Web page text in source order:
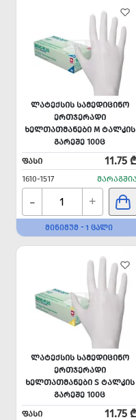
ᲚᲐᲢᲔᲥᲡᲘᲡ ᲡᲐᲛᲔᲓᲘᲪᲘᲜᲝ
ᲔᲠᲗᲯᲔᲠᲐᲓᲘ
ᲮᲔᲚᲗᲐᲗᲛᲐᲜᲔᲑᲘ M ᲢᲐᲚᲙᲘᲡ
ᲒᲐᲠᲔᲨᲔ 100Ც
ᲤᲐᲡᲘ
11.75
1610-1517
- +
ᲛᲘᲜᲘᲛᲣᲛ - 1 ᲪᲐᲚᲘ
ᲚᲐᲢᲔᲥᲡᲘᲡ ᲡᲐᲛᲔᲓᲘᲪᲘᲜᲝ
ᲔᲠᲗᲯᲔᲠᲐᲓᲘ
ᲮᲔᲚᲗᲐᲗᲛᲐᲜᲔᲑᲘ S ᲢᲐᲚᲙᲘᲡ
ᲒᲐᲠᲔᲨᲔ 100Ც
ᲤᲐᲡᲘ
11.75